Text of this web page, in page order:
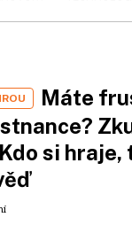
Máte
si hraje,